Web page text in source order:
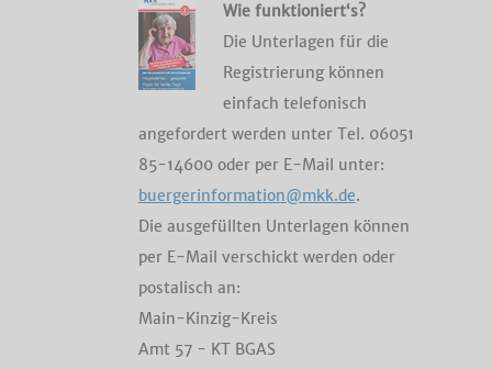
Wie funktioniert‘s?
Die Unterlagen für die
Registrierung können
einfach telefonisch
angefordert werden unter Tel. 06051
85-14600 oder per E-Mail unter:
buergerinformation@mkk.de.
Die ausgefüllten Unterlagen können
per E-Mail verschickt werden oder
postalisch an:
Main-Kinzig-Kreis
Amt 57 - KT BGAS